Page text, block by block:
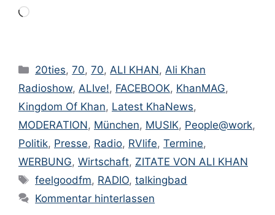
Wird
Kategorien
20ties,70,70,ALI KHAN,Ali Khan
Radioshow, ALIve!, FACEBOOK, KhanMAG,
Kingdom Of Khan, Latest KhaNews,
MODERATION, München, MUSIK, People@work,
Politik, Presse, Radio, RVlife, Termine,
WERBUNG, Wirtschaft, ZITATE VON ALI KHAN
Schlagwörter
feelgoodfm, RADIO,talkingbad
Kommentar hinterlassen